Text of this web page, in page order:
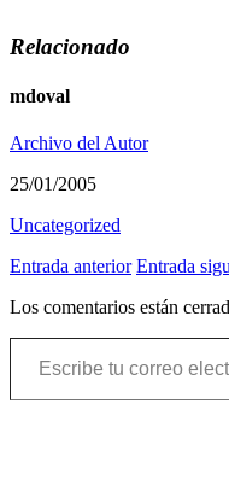
Relacionado
mdoval
Archivo del Autor
25/01/2005
Uncategorized
Entrada anterior Entrada
Los comentarios están
Escribe tu correo electrónico…